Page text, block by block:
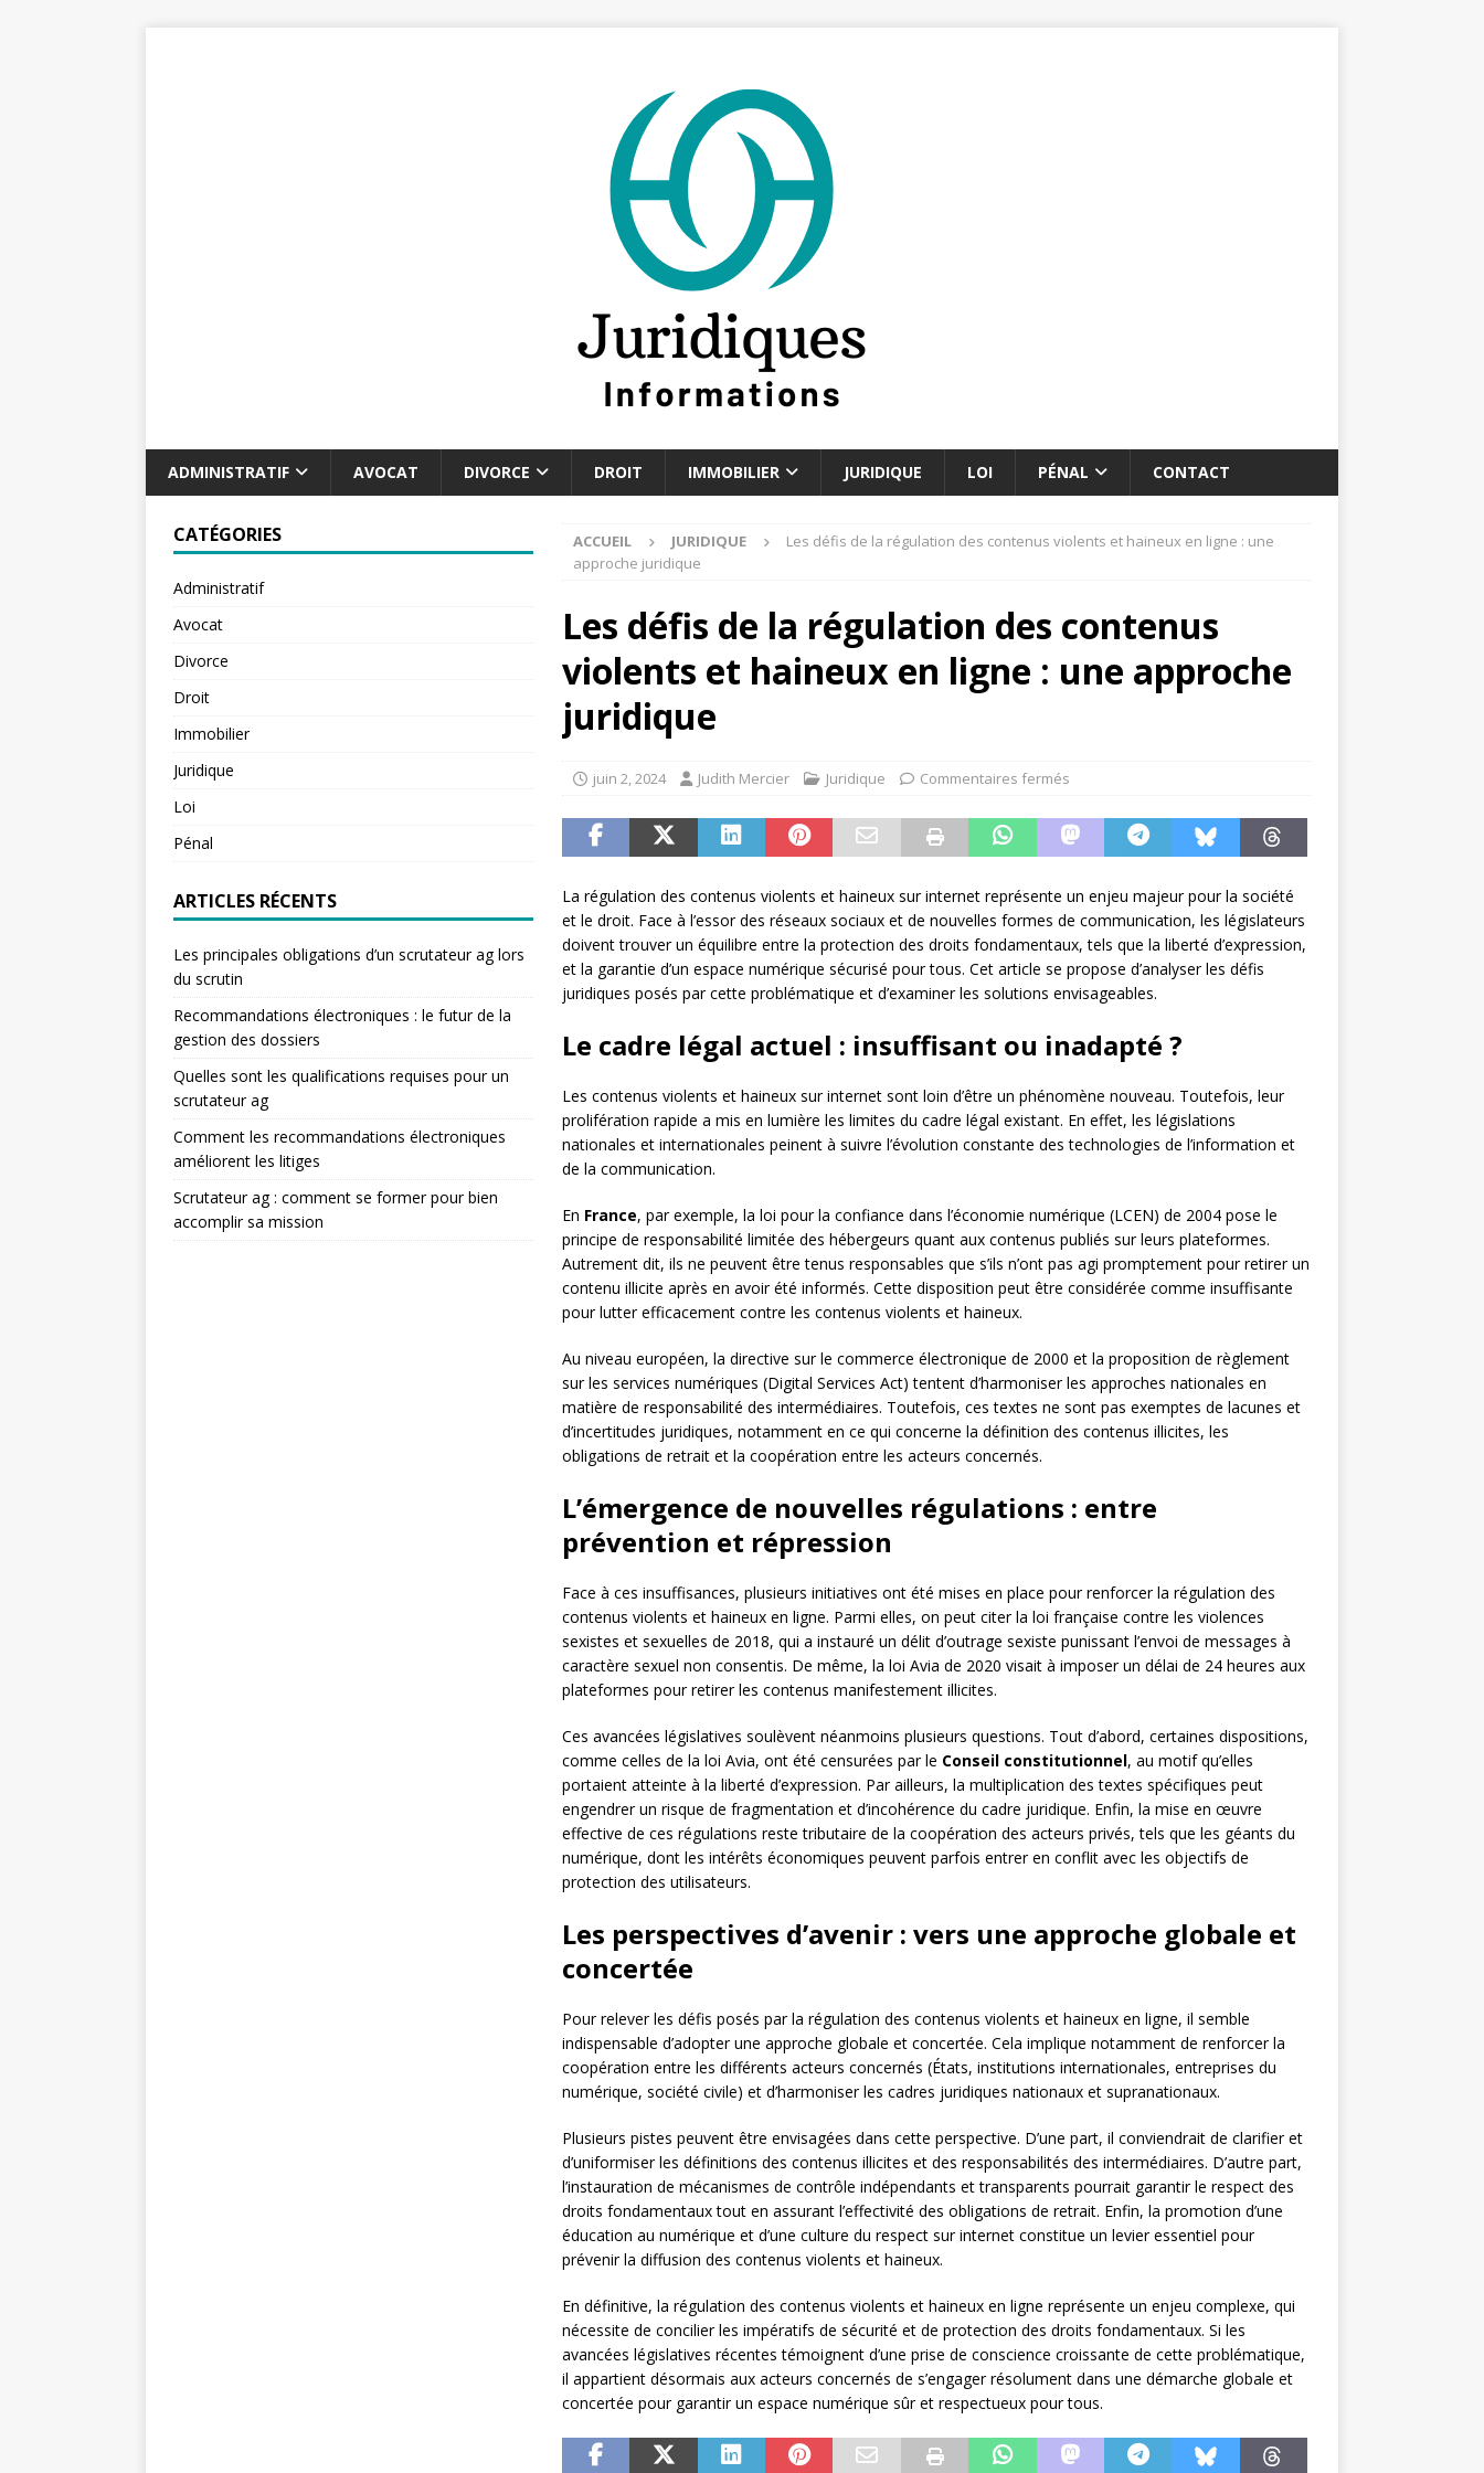
ADMINISTRATIF AVOCAT DIVORCE DROIT IMMOBILIER JURIDIQUE LOI PÉNAL CONTACT
ACCUEIL JURIDIQUE
Les défis de la régulation des contenus violents et haineux en ligne : une
approche juridique
Les défis de la régulation des contenus
violents et haineux en ligne : une approche
juridique
juin 2, 2024 Judith Mercier Juridique Commentaires fermés
La régulation des contenus violents et haineux sur internet représente un enjeu majeur pour la société
et le droit. Face à l’essor des réseaux sociaux et de nouvelles formes de communication, les législateurs
doivent trouver un équilibre entre la protection des droits fondamentaux, tels que la liberté d’expression,
et la garantie d’un espace numérique sécurisé pour tous. Cet article se propose d’analyser les défis
juridiques posés par cette problématique et d’examiner les solutions envisageables.
Le cadre légal actuel : insuffisant ou inadapté ?
Les contenus violents et haineux sur internet sont loin d’être un phénomène nouveau. Toutefois, leur
prolifération rapide a mis en lumière les limites du cadre légal existant. En effet, les législations
nationales et internationales peinent à suivre l’évolution constante des technologies de l’information et
de la communication.
En France, par exemple, la loi pour la confiance dans l’économie numérique (LCEN) de 2004 pose le
principe de responsabilité limitée des hébergeurs quant aux contenus publiés sur leurs plateformes.
Autrement dit, ils ne peuvent être tenus responsables que s’ils n’ont pas agi promptement pour retirer un
contenu illicite après en avoir été informés. Cette disposition peut être considérée comme insuffisante
pour lutter efficacement contre les contenus violents et haineux.
Au niveau européen, la directive sur le commerce électronique de 2000 et la proposition de règlement
sur les services numériques (Digital Services Act) tentent d’harmoniser les approches nationales en
matière de responsabilité des intermédiaires. Toutefois, ces textes ne sont pas exemptes de lacunes et
d’incertitudes juridiques, notamment en ce qui concerne la définition des contenus illicites, les
obligations de retrait et la coopération entre les acteurs concernés.
L’émergence de nouvelles régulations : entre
prévention et répression
Face à ces insuffisances, plusieurs initiatives ont été mises en place pour renforcer la régulation des
contenus violents et haineux en ligne. Parmi elles, on peut citer la loi française contre les violences
sexistes et sexuelles de 2018, qui a instauré un délit d’outrage sexiste punissant l’envoi de messages à
caractère sexuel non consentis. De même, la loi Avia de 2020 visait à imposer un délai de 24 heures aux
plateformes pour retirer les contenus manifestement illicites.
Ces avancées législatives soulèvent néanmoins plusieurs questions. Tout d’abord, certaines dispositions,
comme celles de la loi Avia, ont été censurées par le Conseil constitutionnel, au motif qu’elles
portaient atteinte à la liberté d’expression. Par ailleurs, la multiplication des textes spécifiques peut
engendrer un risque de fragmentation et d’incohérence du cadre juridique. Enfin, la mise en œuvre
effective de ces régulations reste tributaire de la coopération des acteurs privés, tels que les géants du
numérique, dont les intérêts économiques peuvent parfois entrer en conflit avec les objectifs de
protection des utilisateurs.
Les perspectives d’avenir : vers une approche globale et
concertée
Pour relever les défis posés par la régulation des contenus violents et haineux en ligne, il semble
indispensable d’adopter une approche globale et concertée. Cela implique notamment de renforcer la
coopération entre les différents acteurs concernés (États, institutions internationales, entreprises du
numérique, société civile) et d’harmoniser les cadres juridiques nationaux et supranationaux.
Plusieurs pistes peuvent être envisagées dans cette perspective. D’une part, il conviendrait de clarifier et
d’uniformiser les définitions des contenus illicites et des responsabilités des intermédiaires. D’autre part,
l’instauration de mécanismes de contrôle indépendants et transparents pourrait garantir le respect des
droits fondamentaux tout en assurant l’effectivité des obligations de retrait. Enfin, la promotion d’une
éducation au numérique et d’une culture du respect sur internet constitue un levier essentiel pour
prévenir la diffusion des contenus violents et haineux.
En définitive, la régulation des contenus violents et haineux en ligne représente un enjeu complexe, qui
nécessite de concilier les impératifs de sécurité et de protection des droits fondamentaux. Si les
avancées législatives récentes témoignent d’une prise de conscience croissante de cette problématique,
il appartient désormais aux acteurs concernés de s’engager résolument dans une démarche globale et
concertée pour garantir un espace numérique sûr et respectueux pour tous.
CATÉGORIES
Administratif
Avocat
Divorce
Droit
Immobilier
Juridique
Loi
Pénal
ARTICLES RÉCENTS
Les principales obligations d’un scrutateur ag lors
du scrutin
Recommandations électroniques : le futur de la
gestion des dossiers
Quelles sont les qualifications requises pour un
scrutateur ag
Comment les recommandations électroniques
améliorent les litiges
Scrutateur ag : comment se former pour bien
accomplir sa mission